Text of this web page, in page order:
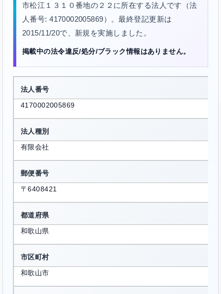
市松江１３１０番地の２２に所在する法人です（法
人番号: 4170002005869）。最終登記更新は
2015/11/20で、新規を実施しました。
掲載中の法令違反/処分/ブラック情報はありません。
法人番号
4170002005869
法人種別
有限会社
郵便番号
〒6408421
都道府県
和歌山県
市区町村
和歌山市